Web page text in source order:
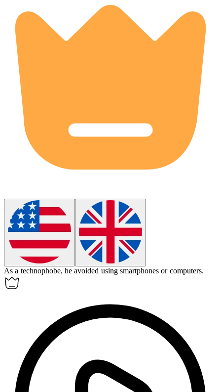
As a technophobe, he avoided using smartphones or computers.